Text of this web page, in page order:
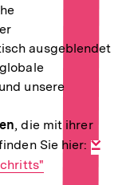
ausgeblendet
unsere
, die mit ihrer
Sie hier: